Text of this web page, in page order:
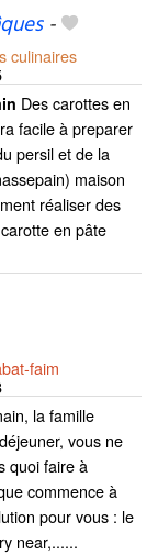
-
culinaires
Des carottes en
facile à preparer
persil et de la
maison
réaliser des
en pâte
faim
la famille
vous ne
quoi faire à
commence à
pour vous : le
near,......